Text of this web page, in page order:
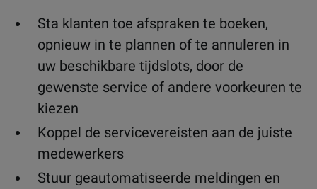
Sta klanten toe afspraken te boeken,
opnieuw in te plannen of te annuleren in
uw beschikbare tijdslots, door de
gewenste service of andere voorkeuren te
kiezen
Koppel de servicevereisten aan de juiste
medewerkers
Stuur geautomatiseerde meldingen en